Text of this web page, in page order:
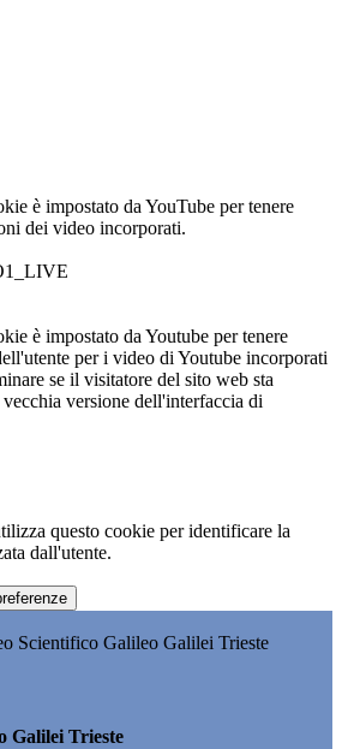
è impostato da YouTube per tenere
dei video incorporati.
è impostato da Youtube per tenere
per i video di Youtube incorporati
se il visitatore del sito web sta
versione dell'interfaccia di
questo cookie per identificare la
dall'utente.
Scientifico Galileo Galilei Trieste
Galilei Trieste